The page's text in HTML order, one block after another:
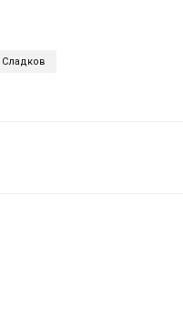
Сладков